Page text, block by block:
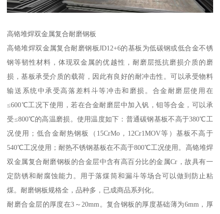
高铬堆焊双金属复合耐磨钢板
高铬堆焊双金属复合耐磨钢板JD12+6的基板为低碳钢或低合金不锈
钢等韧性材料，体现双金属的优越性，耐磨层抵抗磨损介质的磨
损，基板承受介质的载荷，因此有良好的耐冲击性。可以承受物料
输送系统中承受高落差料斗等冲击和磨损。合金耐磨层使用在
≤600℃工况下使用，若在合金耐磨层中加入钒，钼等合金，可以承
受≤800℃的高温磨损。使用温度如下：普通碳钢基板不高于380℃工
况使用；低合金耐热钢板（15CrMo，12Cr1MOV等）基板不高于
540℃工况使用；耐热不锈钢基板在不高于800℃工况使用。高铬堆焊
双金属复合耐磨钢板的合金层中含有高百分比的金属Cr，故具有一
定防锈和耐腐蚀能力。用于落煤筒和漏斗等场合可以做到防止粘
煤。耐磨钢板规格全，品种多，已成商品系列化。
耐磨合金层的厚度在3～20mm。复合钢板的厚度基础薄为6mm，厚